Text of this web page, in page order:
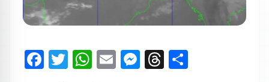
Facebook
Twitter
WhatsApp
EmailMessenger
Threads